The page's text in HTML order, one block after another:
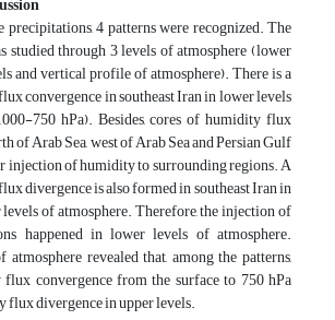
precipitations, 4 patterns were recognized. The
through 3 levels of atmosphere (lower
and vertical profile of atmosphere). There is a
convergence in southeast Iran in lower levels
750 hPa). Besides, cores of humidity flux
of Arab Sea, west of Arab Sea and Persian Gulf
injection of humidity to surrounding regions. A
divergence is also formed in southeast Iran in
of atmosphere. Therefore, the injection of
happened in lower levels of atmosphere.
revealed that, among the patterns,
convergence from the surface to 750 hPa
flux divergence in upper levels.